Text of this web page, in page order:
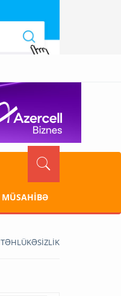
MÜSAHİBƏ
TƏHLÜKƏSİZLİK